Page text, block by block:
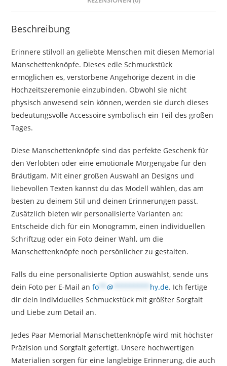
Beschreibung
Erinnere stilvoll an geliebte Menschen mit diesen Memorial
Manschettenknöpfe. Dieses edle Schmuckstück
ermöglichen es, verstorbene Angehörige dezent in die
Hochzeitszeremonie einzubinden. Obwohl sie nicht
physisch anwesend sein können, werden sie durch dieses
bedeutungsvolle Accessoire symbolisch ein Teil des großen
Tages.
Diese Manschettenknöpfe sind das perfekte Geschenk für
den Verlobten oder eine emotionale Morgengabe für den
Bräutigam. Mit einer großen Auswahl an Designs und
liebevollen Texten kannst du das Modell wählen, das am
besten zu deinem Stil und deinen Erinnerungen passt.
Zusätzlich bieten wir personalisierte Varianten an:
Entscheide dich für ein Monogramm, einen individuellen
Schriftzug oder ein Foto deiner Wahl, um die
Manschettenknöpfe noch persönlicher zu gestalten.
Falls du eine personalisierte Option auswählst, sende uns
dein Foto per E-Mail anfo **@ ********* hy.de. Ich fertige
dir dein individuelles Schmuckstück mit größter Sorgfalt
und Liebe zum Detail an.
Jedes Paar Memorial Manschettenknöpfe wird mit höchster
Präzision und Sorgfalt gefertigt. Unsere hochwertigen
Materialien sorgen für eine langlebige Erinnerung, die auch